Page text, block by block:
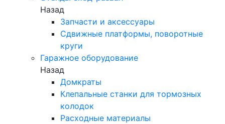
Назад
Запчасти и аксессуары
Сдвижные платформы, поворотные
круги
Гаражное оборудование
Назад
Домкраты
Клепальные станки для тормозных
колодок
Расходные материалы